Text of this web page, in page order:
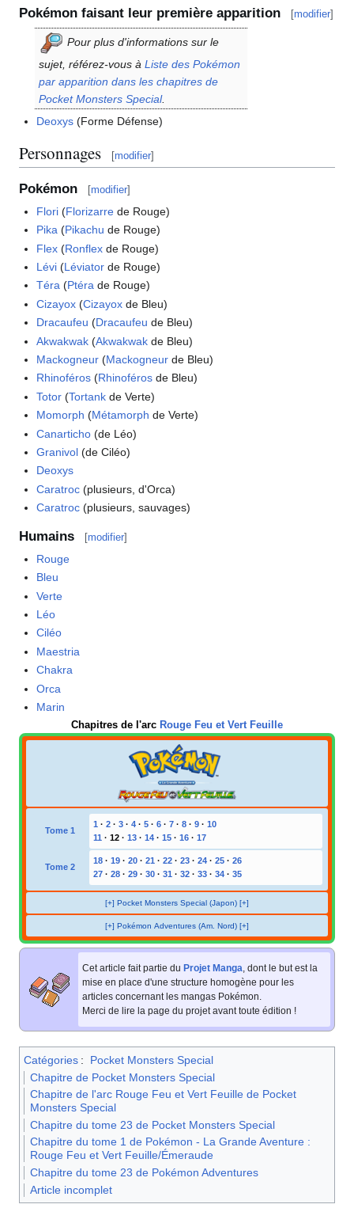
Pokémon faisant leur première apparition [modifier]
Pour plus d'informations sur le
sujet, référez-vous à Liste des Pokémon
par apparition dans les chapitres de
Pocket Monsters Special.
Deoxys (Forme Défense)
Personnages [modifier]
Pokémon [modifier]
Flori (Florizarre de Rouge)
Pika (Pikachu de Rouge)
Flex (Ronflex de Rouge)
Lévi (Léviator de Rouge)
Téra (Ptéra de Rouge)
Cizayox (Cizayox de Bleu)
Dracaufeu (Dracaufeu de Bleu)
Akwakwak (Akwakwak de Bleu)
Mackogneur (Mackogneur de Bleu)
Rhinoféros (Rhinoféros de Bleu)
Totor (Tortank de Verte)
Momorph (Métamorph de Verte)
Canarticho (de Léo)
Granivol (de Ciléo)
Deoxys
Caratroc (plusieurs, d'Orca)
Caratroc (plusieurs, sauvages)
Humains [modifier]
Rouge
Bleu
Verte
Léo
Ciléo
Maestria
Chakra
Orca
Marin
Chapitres de l'arc Rouge Feu et Vert Feuille
Tome 1
1 · 2 · 3 · 4 · 5 · 6 · 7 · 8 · 9 · 10
11 · 12 · 13 · 14 · 15 · 16 · 17
Tome 2
18 · 19 · 20 · 21 · 22 · 23 · 24 · 25 · 26
27 · 28 · 29 · 30 · 31 · 32 · 33 · 34 · 35
[+] Pocket Monsters Special (Japon) [+]
[+] Pokémon Adventures (Am. Nord) [+]
Cet article fait partie du Projet Manga, dont le but est la
mise en place d'une structure homogène pour les
articles concernant les mangas Pokémon.
Merci de lire la page du projet avant toute édition !
Catégories :
Pocket Monsters Special
Chapitre de Pocket Monsters Special
Chapitre de l'arc Rouge Feu et Vert Feuille de Pocket
Monsters Special
Chapitre du tome 23 de Pocket Monsters Special
Chapitre du tome 1 de Pokémon - La Grande Aventure :
Rouge Feu et Vert Feuille/Émeraude
Chapitre du tome 23 de Pokémon Adventures
Article incomplet